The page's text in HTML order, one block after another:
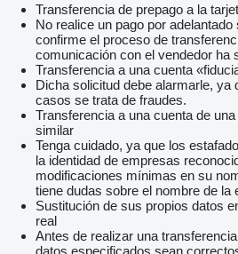
Transferencia de prepago a la
No realice un pago por
confirme el proceso de
comunicación con el vendedor ha
Transferencia a una cuenta
Dicha solicitud debe alarmarle, ya
casos se trata de fraudes.
Transferencia a una cuenta de
similar
Tenga cuidado, ya que los
la identidad de empresas
modificaciones mínimas en su
tiene dudas sobre el nombre de la
Sustitución de sus propios datos
real
Antes de realizar una
datos especificados sean